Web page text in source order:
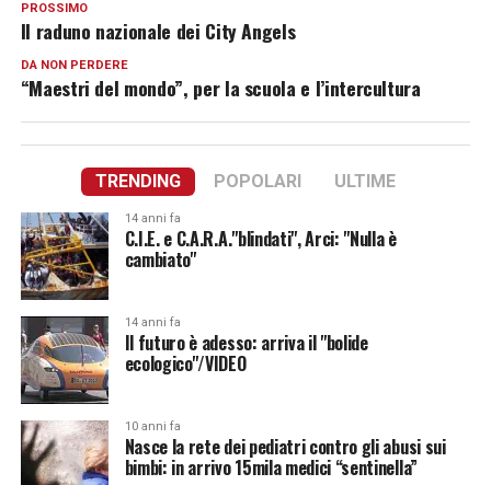
PROSSIMO
Il raduno nazionale dei City Angels
DA NON PERDERE
“Maestri del mondo”, per la scuola e l’intercultura
TRENDING POPOLARI ULTIME
14 anni fa
C.I.E. e C.A.R.A."blindati", Arci: "Nulla è
cambiato"
14 anni fa
Il futuro è adesso: arriva il "bolide
ecologico"/VIDEO
10 anni fa
Nasce la rete dei pediatri contro gli abusi sui
bimbi: in arrivo 15mila medici “sentinella”